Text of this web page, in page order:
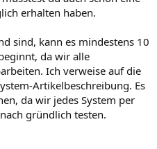
erhalten haben.
sind, kann es mindestens 10
da wir alle
Ich verweise auf die
Artikelbeschreibung. Es
da wir jedes System per
gründlich testen.